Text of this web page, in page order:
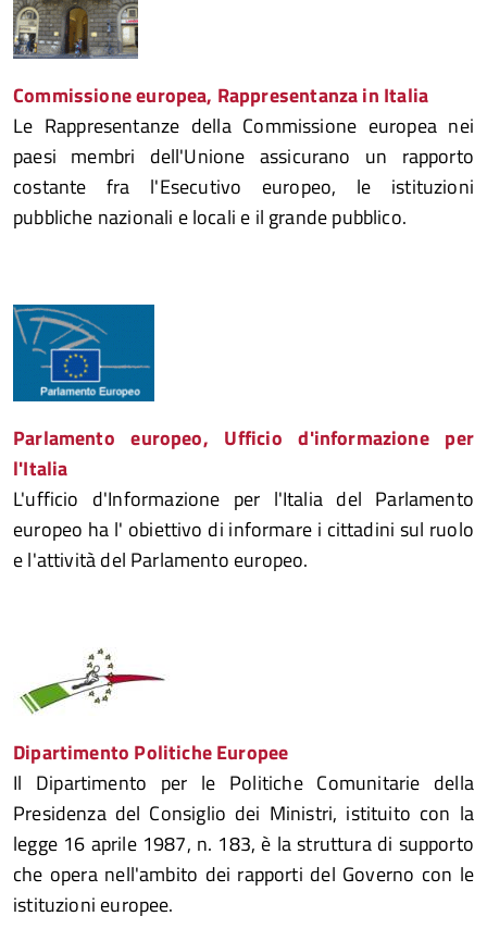
Commissione europea, Rappresentanza in Italia
Le Rappresentanze della Commissione europea nei
paesi membri dell'Unione assicurano un rapporto
costante fra l'Esecutivo europeo, le istituzioni
pubbliche nazionali e locali e il grande pubblico.
Parlamento europeo, Ufficio d'informazione per
l'Italia
L'ufficio d'Informazione per l'Italia del Parlamento
europeo ha l' obiettivo di informare i cittadini sul ruolo
e l'attività del Parlamento europeo.
Dipartimento Politiche Europee
Il Dipartimento per le Politiche Comunitarie della
Presidenza del Consiglio dei Ministri, istituito con la
legge 16 aprile 1987, n. 183, è la struttura di supporto
che opera nell'ambito dei rapporti del Governo con le
istituzioni europee.